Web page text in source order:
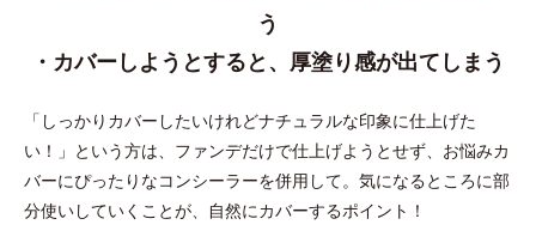
う
・カバーしようとすると、厚塗り感が出てしまう
「しっかりカバーしたいけれどナチュラルな印象に仕上げた
い！」という方は、ファンデだけで仕上げようとせず、お悩みカ
バーにぴったりなコンシーラーを併用して。気になるところに部
分使いしていくことが、自然にカバーするポイント！